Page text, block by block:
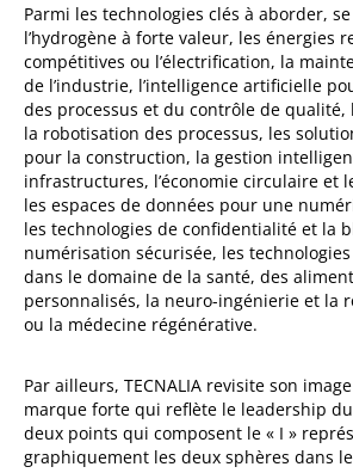
Parmi les technologies clés à aborder,
l’hydrogène à forte valeur, les énergies
compétitives ou l’électrification, la
de l’industrie, l’intelligence artificielle
des processus et du contrôle de qualité,
la robotisation des processus, les
pour la construction, la gestion
infrastructures, l’économie circulaire et
les espaces de données pour une
les technologies de confidentialité et la
numérisation sécurisée, les
dans le domaine de la santé, des
personnalisés, la neuro-ingénierie et la
ou la médecine régénérative.
Par ailleurs, TECNALIA revisite son
marque forte qui reflète le leadership
deux points qui composent le « I »
graphiquement les deux sphères dans